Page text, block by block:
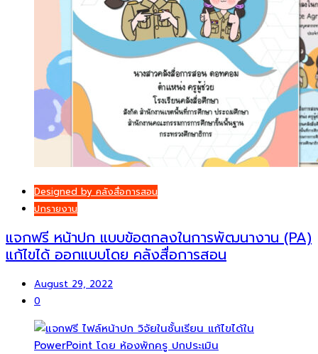
Designed by คลังสื่อการสอน
ปกรายงาน
แจกฟรี หน้าปก แบบข้อตกลงในการพัฒนางาน (PA)
แก้ไขได้ ออกแบบโดย คลังสื่อการสอน
August 29, 2022
0